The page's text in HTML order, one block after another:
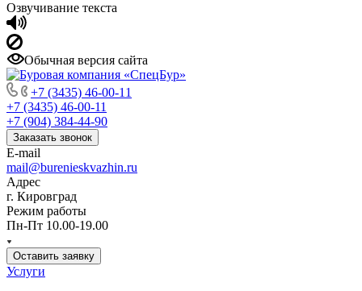
Озвучивание текста
Обычная версия сайта
+7 (3435) 46-00-11
+7 (3435) 46-00-11
+7 (904) 384-44-90
Заказать звонок
E-mail
mail@burenieskvazhin.ru
Адрес
г. Кировград
Режим работы
Пн-Пт 10.00-19.00
Оставить заявку
Услуги